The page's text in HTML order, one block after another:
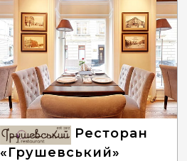
Ресторан
«Грушевський»